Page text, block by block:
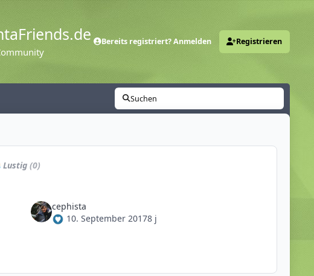
Bereits registriert? Anmelden Registrieren
Suchen
Lustig (0)
cephista
10. September 20178 j